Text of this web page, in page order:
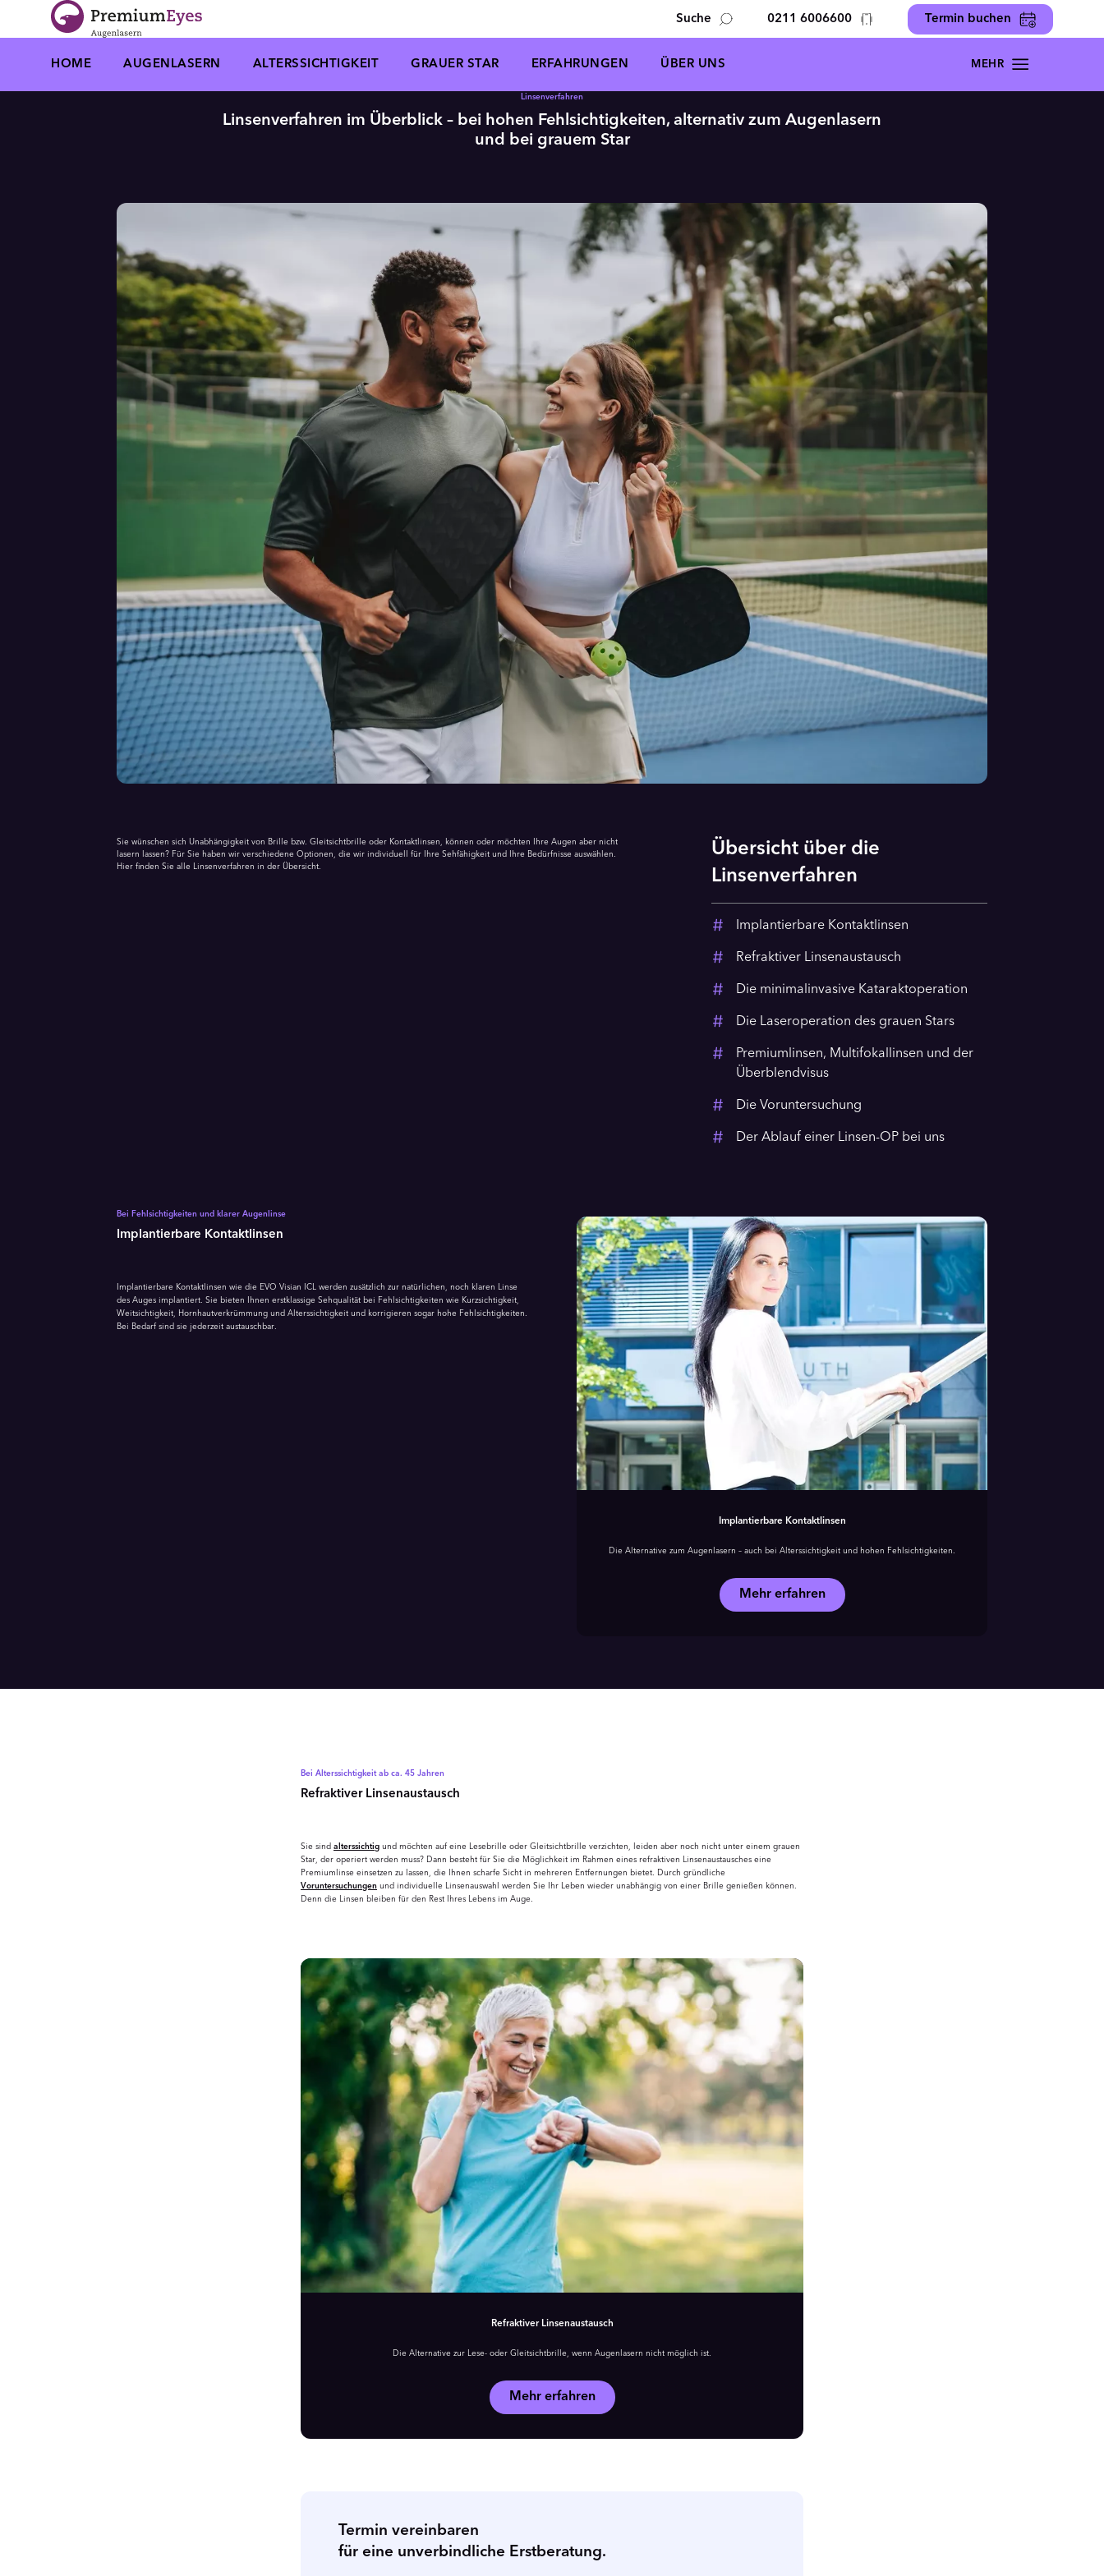
Zur Navigation springen
Zum Inhalt springen Suche 0211 6006600 Termin buchen
HOME AUGENLASERN ALTERSSICHTIGKEIT GRAUER STAR ERFAHRUNGEN ÜBER UNS
Linsenverfahren
Linsenverfahren im Überblick – bei hohen Fehlsichtigkeiten, alternativ zum Augenlasern
und bei grauem Star
Sie wünschen sich Unabhängigkeit von Brille bzw. Gleitsichtbrille oder Kontaktlinsen, können oder möchten Ihre Augen aber nicht
lasern lassen? Für Sie haben wir verschiedene Optionen, die wir individuell für Ihre Sehfähigkeit und Ihre Bedürfnisse auswählen.
Hier finden Sie alle Linsenverfahren in der Übersicht.
Übersicht über die
Linsenverfahren
Implantierbare Kontaktlinsen
Refraktiver Linsenaustausch
Die minimalinvasive Kataraktoperation
Die Laseroperation des grauen Stars
Premiumlinsen, Multifokallinsen und der
Überblendvisus
Die Voruntersuchung
Der Ablauf einer Linsen-OP bei uns
Bei Fehlsichtigkeiten und klarer Augenlinse
Implantierbare Kontaktlinsen
Implantierbare Kontaktlinsen wie die EVO Visian ICL werden zusätzlich zur natürlichen, noch klaren Linse
des Auges implantiert. Sie bieten Ihnen erstklassige Sehqualität bei Fehlsichtigkeiten wie Kurzsichtigkeit,
Weitsichtigkeit, Hornhautverkrümmung und Alterssichtigkeit und korrigieren sogar hohe Fehlsichtigkeiten.
Bei Bedarf sind sie jederzeit austauschbar.
Implantierbare Kontaktlinsen
Die Alternative zum Augenlasern – auch bei Alterssichtigkeit und hohen Fehlsichtigkeiten.
Mehr erfahren
Bei Alterssichtigkeit ab ca. 45 Jahren
Refraktiver Linsenaustausch
Sie sind alterssichtig und möchten auf eine Lesebrille oder Gleitsichtbrille verzichten, leiden aber noch nicht unter einem grauen
Star, der operiert werden muss? Dann besteht für Sie die Möglichkeit im Rahmen eines refraktiven Linsenaustausches eine
Premiumlinse einsetzen zu lassen, die Ihnen scharfe Sicht in mehreren Entfernungen bietet. Durch gründliche
Voruntersuchungen und individuelle Linsenauswahl werden Sie Ihr Leben wieder unabhängig von einer Brille genießen können.
Denn die Linsen bleiben für den Rest Ihres Lebens im Auge.
Refraktiver Linsenaustausch
Die Alternative zur Lese- oder Gleitsichtbrille, wenn Augenlasern nicht möglich ist.
Mehr erfahren
Termin vereinbaren
für eine unverbindliche Erstberatung.